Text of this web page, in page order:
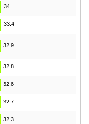
34
33.4
32.9
32.8
32.8
32.7
32.3